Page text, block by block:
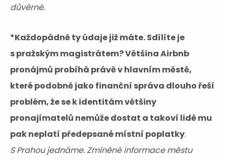
důvěrné.
*Každopádně ty údaje již máte. Sdílíte je
s pražským magistrátem? Většina Airbnb
pronájmů probíhá právě v hlavním městě,
které podobně jako finanční správa dlouho řeší
problém, že se k identitám většiny
pronajímatelů nemůže dostat a takoví lidé mu
pak neplatí předepsané místní poplatky.
S Prahou jednáme. Zmíněné informace městu